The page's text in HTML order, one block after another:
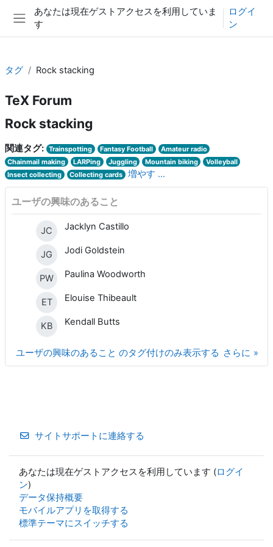
メインコンテンツへスキップする
サイドパネル
あなたは現在ゲストアクセスを利用していま
す
ログイ
ン
タグ Rock stacking
TeX Forum
Rock stacking
関連タグ: Trainspotting Fantasy Football
Amateur radio
Chainmail making
LARPing Juggling Mountain biking
Volleyball
Insect collecting
Collecting cards 増やす ...
ユーザの興味のあること
JC Jacklyn Castillo
JG Jodi Goldstein
PW Paulina Woodworth
ET Elouise Thibeault
KB Kendall Butts
さらに
ユーザの興味のあること のタグ付けのみ表示する
サイトサポートに連絡する
あなたは現在ゲストアクセスを利用しています (ログイ
ン)
データ保持概要
モバイルアプリを取得する
標準テーマにスイッチする